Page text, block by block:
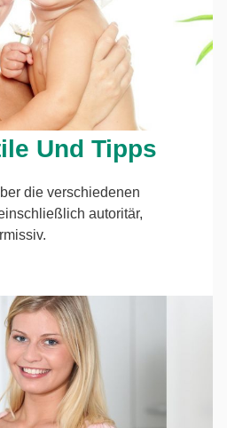
Und Tipps
die verschiedenen
autoritär,